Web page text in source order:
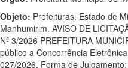
Objeto: Prefeituras. Estado de
Manhumirim. AVISO DE
Nº 3/2026 PREFEITURA
público a Concorrência
027/2026, Forma de